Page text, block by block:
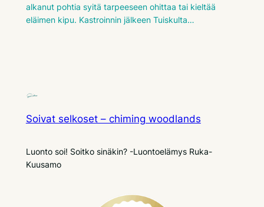
alkanut pohtia syitä tarpeeseen ohittaa tai kieltää
eläimen kipu. Kastroinnin jälkeen Tuiskulta…
Soivat selkoset – chiming woodlands
Luonto soi! Soitko sinäkin? -Luontoelämys Ruka-
Kuusamo